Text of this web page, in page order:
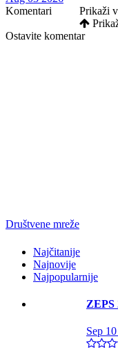
Komentari
Prikaži
Ostavite komentar
Društvene mreže
Najčitanije
Najnovije
Najpopularnije
ZEPS
Sep